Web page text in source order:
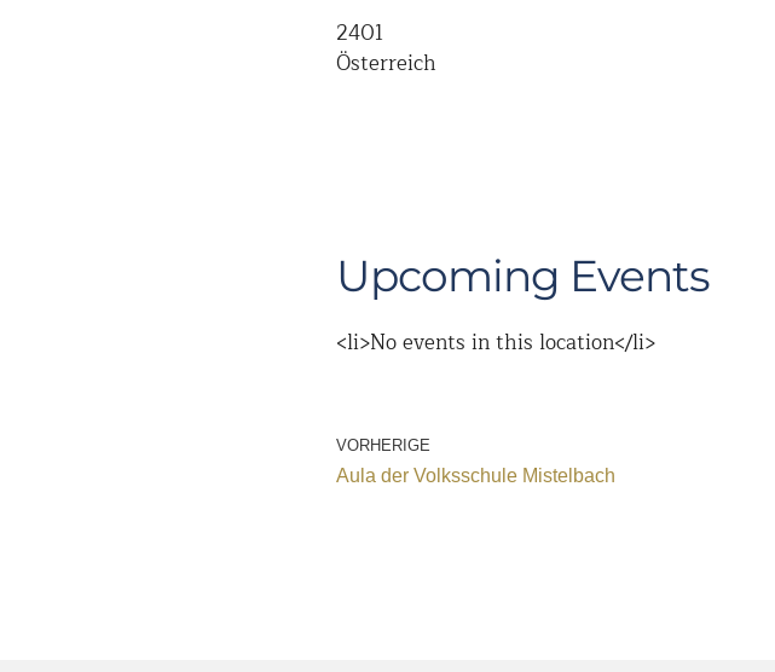
2401
Österreich
Upcoming Events
<li>No events in this location</li>
VORHERIGE
Aula der Volksschule Mistelbach